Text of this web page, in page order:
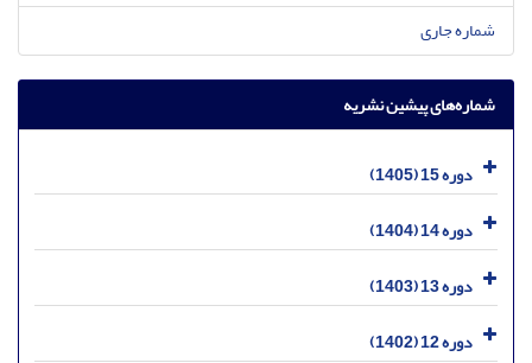
شماره جاری
شماره‌های پیشین نشریه
دوره 15 (1405)
دوره 14 (1404)
دوره 13 (1403)
دوره 12 (1402)